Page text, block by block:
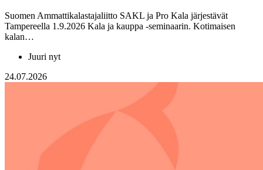
Suomen Ammattikalastajaliitto SAKL ja Pro Kala järjestävät
Tampereella 1.9.2026 Kala ja kauppa -seminaarin. Kotimaisen
kalan…
Juuri nyt
24.07.2026